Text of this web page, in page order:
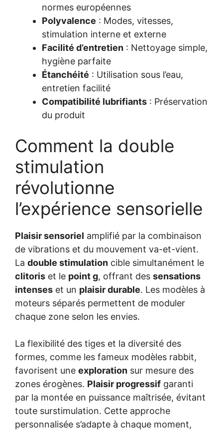
normes européennes
Polyvalence : Modes, vitesses,
stimulation interne et externe
Facilité d’entretien : Nettoyage simple,
hygiène parfaite
Étanchéité : Utilisation sous l’eau,
entretien facilité
Compatibilité lubrifiants : Préservation
du produit
Comment la double
stimulation
révolutionne
l’expérience sensorielle
Plaisir sensoriel amplifié par la combinaison
de vibrations et du mouvement va-et-vient.
La double stimulation cible simultanément le
clitoris et le point g, offrant des sensations
intenses et un plaisir durable. Les modèles à
moteurs séparés permettent de moduler
chaque zone selon les envies.
La flexibilité des tiges et la diversité des
formes, comme les fameux modèles rabbit,
favorisent une exploration sur mesure des
zones érogènes. Plaisir progressif garanti
par la montée en puissance maîtrisée, évitant
toute surstimulation. Cette approche
personnalisée s’adapte à chaque moment,